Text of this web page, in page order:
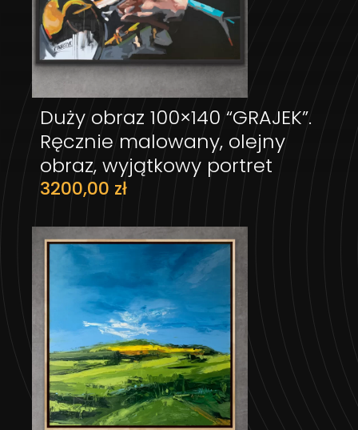
Duży obraz 100×140 “GRAJEK”.
Ręcznie malowany, olejny
obraz, wyjątkowy portret
3200,00 zł
DODAJ DO KOSZYKA